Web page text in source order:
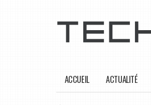
ACCUEIL ACTUALITÉ